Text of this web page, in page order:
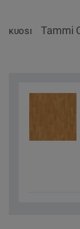
KUOSI Tammi